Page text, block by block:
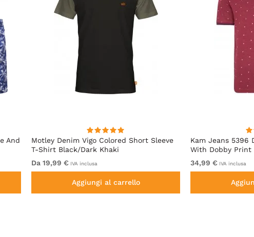
And
Motley Denim Vigo Colored Short Sleeve
T-Shirt Black/Dark Khaki
Da 19,99 € IVA inclusa
Aggiungi al carrello
Kam Jeans 5396
With Dobby Print
34,99 € IVA inclusa